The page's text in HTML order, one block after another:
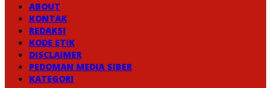
ABOUT
KONTAK
REDAKSI
KODE ETIK
DISCLAIMER
PEDOMAN MEDIA SIBER
KATEGORI